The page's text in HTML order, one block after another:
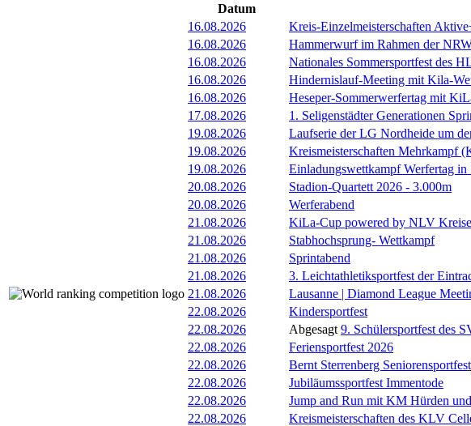
Datum
16.08.2026
Kreis-Einzelmeisterschaften
16.08.2026
Hammerwurf im Rahmen der
16.08.2026
Nationales Sommersportfest des
16.08.2026
Hindernislauf-Meeting mit Kila-
16.08.2026
Heseper-Sommerwerfertag mit
17.08.2026
1. Seligenstädter Generationen
19.08.2026
Laufserie der LG Nordheide um
19.08.2026
Kreismeisterschaften Mehrkampf
19.08.2026
Einladungswettkampf Werfertag in
20.08.2026
Stadion-Quartett 2026 - 3.000m
20.08.2026
Werferabend
21.08.2026
KiLa-Cup powered by NLV
21.08.2026
Stabhochsprung- Wettkampf
21.08.2026
Sprintabend
21.08.2026
3. Leichtathletiksportfest der
21.08.2026
Lausanne | Diamond League
22.08.2026
Kindersportfest
22.08.2026
Abgesagt 9. Schülersportfest des
22.08.2026
Feriensportfest 2026
22.08.2026
Bernt Sterrenberg Seniorensportfest
22.08.2026
Jubiläumssportfest Immentode
22.08.2026
Jump and Run mit KM Hürden
22.08.2026
Kreismeisterschaften des KLV